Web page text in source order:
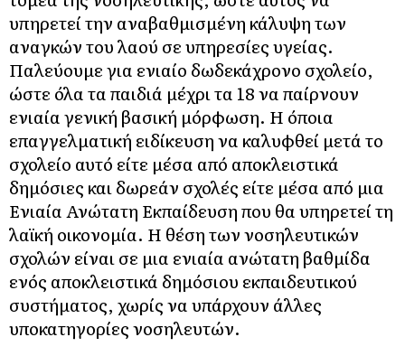
υπηρετεί την αναβαθμισμένη κάλυψη των
αναγκών του λαού σε υπηρεσίες υγείας.
Παλεύουμε για ενιαίο δωδεκάχρονο σχολείο,
ώστε όλα τα παιδιά μέχρι τα 18 να παίρνουν
ενιαία γενική βασική μόρφωση. Η όποια
επαγγελματική ειδίκευση να καλυφθεί μετά το
σχολείο αυτό είτε μέσα από αποκλειστικά
δημόσιες και δωρεάν σχολές είτε μέσα από μια
Ενιαία Ανώτατη Εκπαίδευση που θα υπηρετεί τη
λαϊκή οικονομία. Η θέση των νοσηλευτικών
σχολών είναι σε μια ενιαία ανώτατη βαθμίδα
ενός αποκλειστικά δημόσιου εκπαιδευτικού
συστήματος, χωρίς να υπάρχουν άλλες
υποκατηγορίες νοσηλευτών.